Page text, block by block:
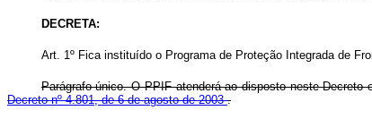
DECRETA:
Art. 1º Fica instituído o Programa de Proteção Integrada de
Parágrafo único. O PPIF atenderá ao disposto neste
Decreto nº 4.801, de 6 de agosto de 2003.